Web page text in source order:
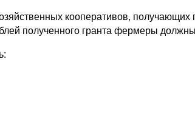
кооперативов, получающих
полученного гранта фермеры